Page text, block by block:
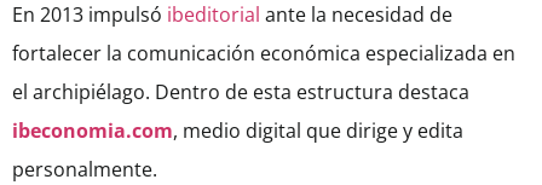
En 2013 impulsó ibeditorial ante la necesidad de
fortalecer la comunicación económica especializada en
el archipiélago. Dentro de esta estructura destaca
ibeconomia.com, medio digital que dirige y edita
personalmente.